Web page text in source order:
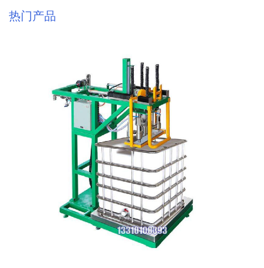
热门产品